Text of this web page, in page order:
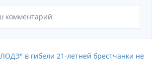
в гибели 21-летней брестчанки не